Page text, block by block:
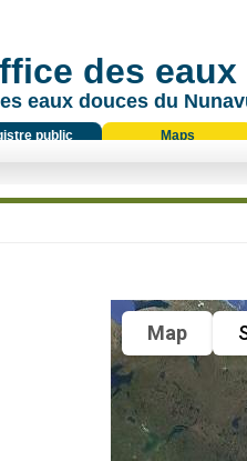
des
eaux douces du
public Maps
Map